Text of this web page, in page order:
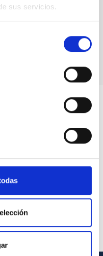
sus servicios.